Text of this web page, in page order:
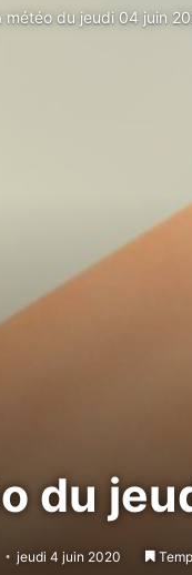
météo du jeudi 04 juin
du
jeudi 4 juin 2020